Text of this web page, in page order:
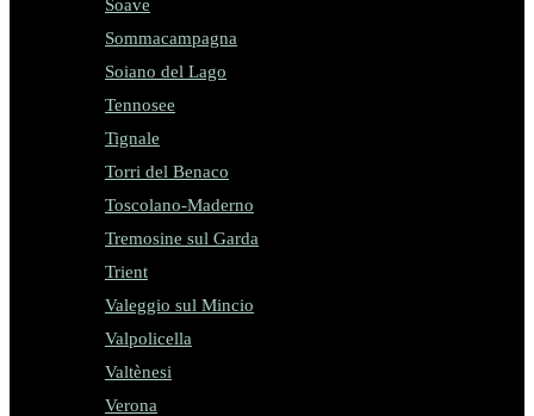
Soave
Sommacampagna
Soiano del Lago
Tennosee
Tignale
Torri del Benaco
Toscolano-Maderno
Tremosine sul Garda
Trient
Valeggio sul Mincio
Valpolicella
Valtènesi
Verona